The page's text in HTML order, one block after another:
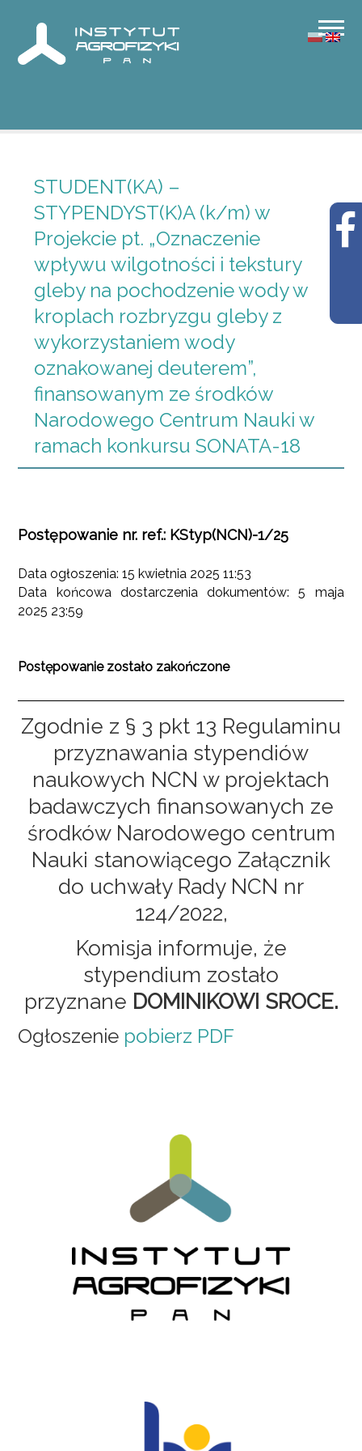
STUDENT(KA) –
STYPENDYST(K)A (k/m) w
Projekcie pt. „Oznaczenie
wpływu wilgotności i tekstury
gleby na pochodzenie wody w
kroplach rozbryzgu gleby z
wykorzystaniem wody
oznakowanej deuterem”,
finansowanym ze środków
Narodowego Centrum Nauki w
ramach konkursu SONATA-18
Postępowanie nr. ref.: KStyp(NCN)-1/25
Data ogłoszenia: 15 kwietnia 2025 11:53
Data końcowa dostarczenia dokumentów: 5 maja
2025 23:59
Postępowanie zostało zakończone
Zgodnie z § 3 pkt 13 Regulaminu
przyznawania stypendiów
naukowych NCN w projektach
badawczych finansowanych ze
środków Narodowego centrum
Nauki stanowiącego Załącznik
do uchwały Rady NCN nr
124/2022,
Komisja informuje, że
stypendium zostało
przyznane DOMINIKOWI SROCE.
Ogłoszenie pobierz PDF